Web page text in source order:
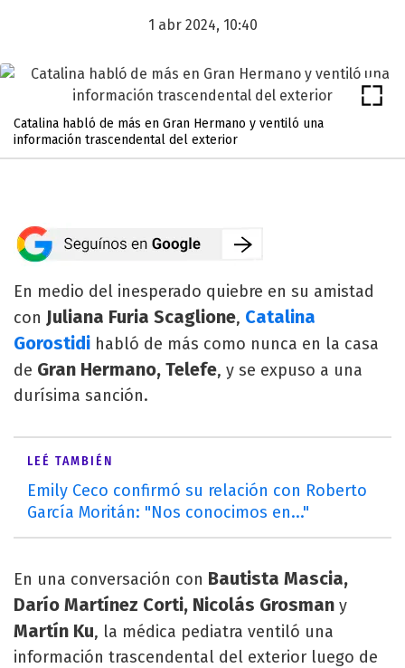
1 abr 2024, 10:40
Catalina habló de más en Gran Hermano y ventiló una
información trascendental del exterior
En medio del inesperado quiebre en su amistad
con Juliana Furia Scaglione, Catalina
Gorostidi habló de más como nunca en la casa
de Gran Hermano, Telefe, y se expuso a una
durísima sanción.
LEÉ TAMBIÉN
Emily Ceco confirmó su relación con Roberto
García Moritán: "Nos conocimos en..."
En una conversación con Bautista Mascia,
Darío Martínez Corti, Nicolás Grosman y
Martín Ku, la médica pediatra ventiló una
información trascendental del exterior luego de